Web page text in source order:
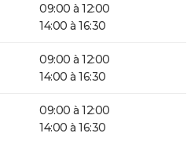
09:00 à 12:00
14:00 à 16:30
09:00 à 12:00
14:00 à 16:30
09:00 à 12:00
14:00 à 16:30